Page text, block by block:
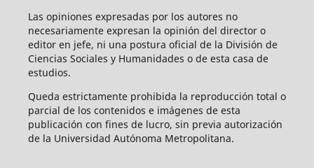
Las opiniones expresadas por los autores no
necesariamente expresan la opinión del director o
editor en jefe, ni una postura oficial de la División de
Ciencias Sociales y Humanidades o de esta casa de
estudios.
Queda estrictamente prohibida la reproducción total o
parcial de los contenidos e imágenes de esta
publicación con fines de lucro, sin previa autorización
de la Universidad Autónoma Metropolitana.